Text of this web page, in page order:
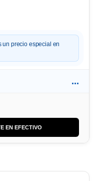
un precio especial en
...
EN EFECTIVO